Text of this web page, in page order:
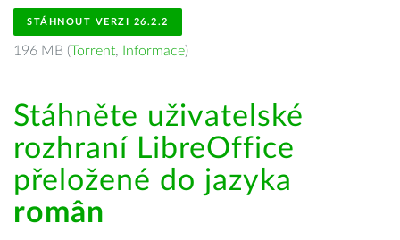
STÁHNOUT VERZI 26.2.2
196 MB (Torrent, Informace)
Stáhněte uživatelské
rozhraní LibreOffice
přeložené do jazyka
român